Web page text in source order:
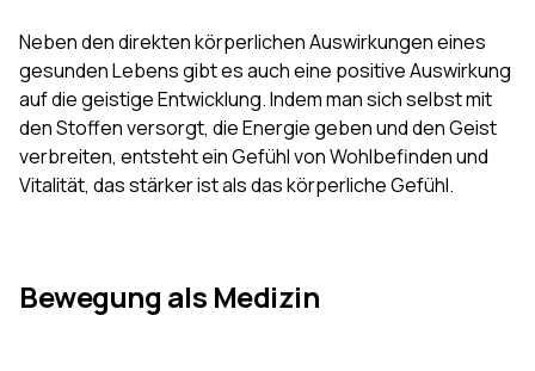
Neben den direkten körperlichen Auswirkungen eines
gesunden Lebens gibt es auch eine positive Auswirkung
auf die geistige Entwicklung. Indem man sich selbst mit
den Stoffen versorgt, die Energie geben und den Geist
verbreiten, entsteht ein Gefühl von Wohlbefinden und
Vitalität, das stärker ist als das körperliche Gefühl.
Bewegung als Medizin